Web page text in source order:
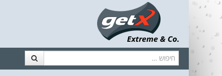
חיפוש